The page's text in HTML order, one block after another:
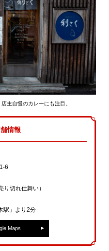
主自慢のカレーにも注目。
情報
6
切れ仕舞い）
駅」より2分
Maps